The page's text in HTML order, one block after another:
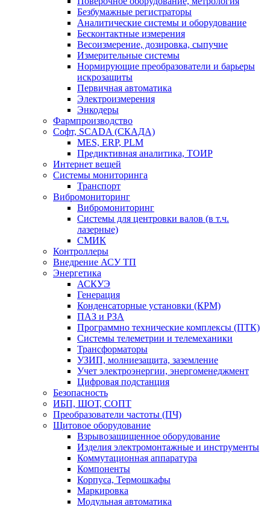
Безбумажные регистраторы
Аналитические системы и оборудование
Бесконтактные измерения
Весоизмерение, дозировка, сыпучие
Измерительные системы
Нормирующие преобразователи и барьеры
искрозащиты
Первичная автоматика
Электроизмерения
Энкодеры
Фармпроизводство
Софт, SCADA (СКАДА)
MES, ERP, PLM
Предиктивная аналитика, ТОИР
Интернет вещей
Системы мониторинга
Транспорт
Вибромониторинг
Вибромониторинг
Системы для центровки валов (в т.ч.
лазерные)
СМИК
Контроллеры
Внедрение АСУ ТП
Энергетика
АСКУЭ
Генерация
Конденсаторные установки (КРМ)
ПАЗ и РЗА
Программно технические комплексы (ПТК)
Системы телеметрии и телемеханики
Трансформаторы
УЗИП, молниезащита, заземление
Учет электроэнергии, энергоменеджмент
Цифровая подстанция
Безопасность
ИБП, ШОТ, СОПТ
Преобразователи частоты (ПЧ)
Щитовое оборудование
Взрывозащищенное оборудование
Изделия электромонтажные и инструменты
Коммутационная аппаратура
Компоненты
Корпуса, Термошкафы
Маркировка
Модульная автоматика